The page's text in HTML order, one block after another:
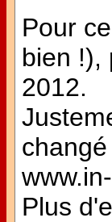
Pour
bien !),
2012.
changé
Plus